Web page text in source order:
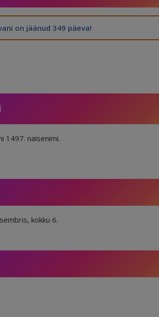
on jäänud 349 päeva!
1497. naisenimi.
kokku 6.